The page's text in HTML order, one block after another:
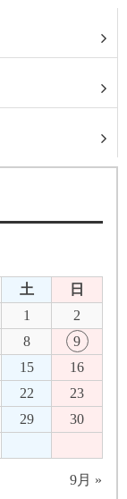
土
日
1
2
8
9
15
16
22
23
29
30
9月 »